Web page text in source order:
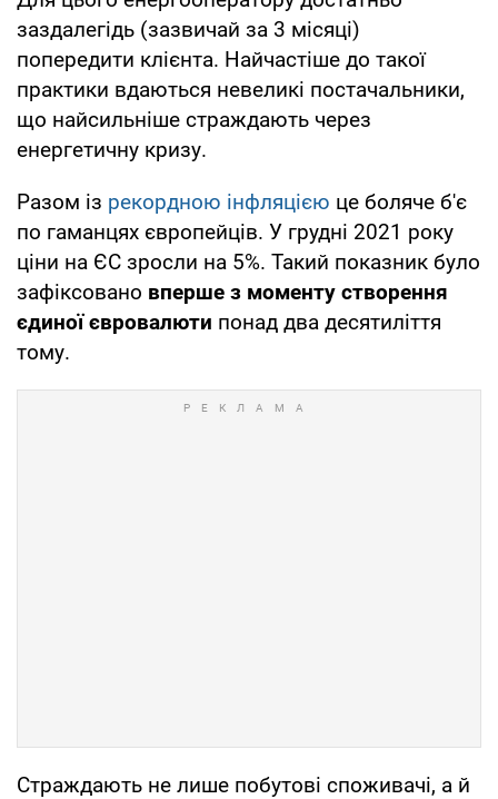
заздалегідь (зазвичай за 3 місяці)
попередити клієнта. Найчастіше до такої
практики вдаються невеликі постачальники,
що найсильніше страждають через
енергетичну кризу.
Разом із рекордною інфляцією це боляче б'є
по гаманцях європейців. У грудні 2021 року
ціни на ЄС зросли на 5%. Такий показник було
зафіксовано вперше з моменту створення
єдиної євровалюти понад два десятиліття
тому.
Страждають не лише побутові споживачі, а й